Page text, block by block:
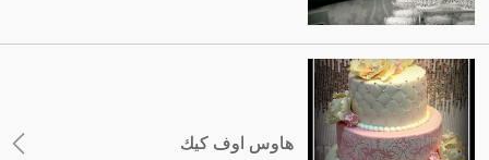
هاوس اوف كيك